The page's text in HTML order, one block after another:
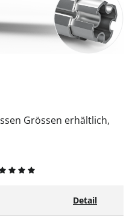
Grössen erhältlich,
Detail